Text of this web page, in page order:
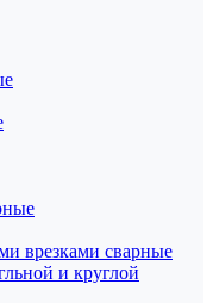
врезками сварные
и круглой